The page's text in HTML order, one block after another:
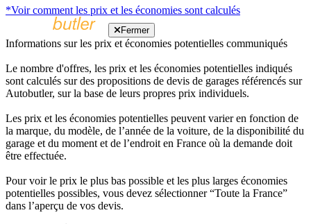
*Voir comment les prix et les économies sont calculés
Fermer
Informations sur les prix et économies potentielles communiqués
Le nombre d'offres, les prix et les économies potentielles indiqués
sont calculés sur des propositions de devis de garages référencés sur
Autobutler, sur la base de leurs propres prix individuels.
Les prix et les économies potentielles peuvent varier en fonction de
la marque, du modèle, de l’année de la voiture, de la disponibilité du
garage et du moment et de l’endroit en France où la demande doit
être effectuée.
Pour voir le prix le plus bas possible et les plus larges économies
potentielles possibles, vous devez sélectionner “Toute la France”
dans l’aperçu de vos devis.